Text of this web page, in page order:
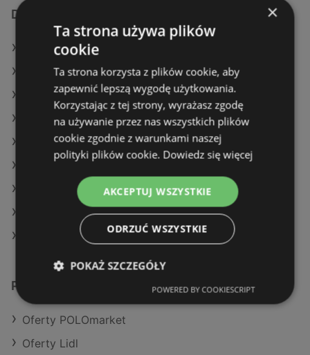
Dodatkowe łącza
Oferty Netto
Oferty POLOmarket
Oferty Żabka
Aktualne gazetki Delikatesy Centrum
Aktualne gazetki Carrefour
Aktualne gazetki Biedronka
Aktualne gazetki Żabka
Aktualne gazetki Gram Market
Sklepy Netto w Międzyzdroje
Podobne sklepy detaliczne
Oferty POLOmarket
Oferty Lidl
×
Ta strona używa plików
cookie
Ta strona korzysta z plików cookie, aby
zapewnić lepszą wygodę użytkowania.
Korzystając z tej strony, wyrażasz zgodę
na używanie przez nas wszystkich plików
cookie zgodnie z warunkami naszej
polityki plików cookie. Dowiedz się więcej
AKCEPTUJ WSZYSTKIE
ODRZUĆ WSZYSTKIE
POKAŻ SZCZEGÓŁY
POWERED BY COOKIESCRIPT